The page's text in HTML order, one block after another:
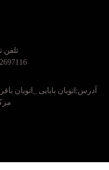
تلفن
آدرس:اتوبان بابایی _اتوبان